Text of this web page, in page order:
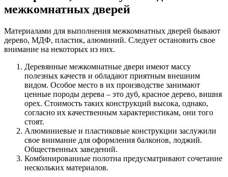
межкомнатных дверей
Материалами для выполнения межкомнатных дверей бывают
дерево, МДФ, пластик, алюминий. Следует остановить свое
внимание на некоторых из них.
Деревянные межкомнатные двери имеют массу
полезных качеств и обладают приятным внешним
видом. Особое место в их производстве занимают
ценные породы дерева – это дуб, красное дерево, вишня
орех. Стоимость таких конструкций высока, однако,
согласно их качественным характеристикам, они того
стоят.
Алюминиевые и пластиковые конструкции заслужили
свое внимание для оформления балконов, лоджий.
Общественных заведений.
Комбинированные полотна предусматривают сочетание
нескольких материалов.